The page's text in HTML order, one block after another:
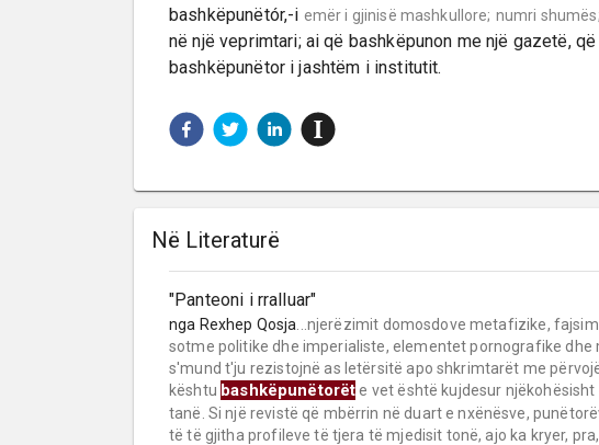
bashkëpunëtór,-i emër i gjinisë mashkullore; numri shumës;
në një veprimtari; ai që bashkëpunon me një gazetë, që
bashkëpunëtor i jashtëm i institutit.
Në Literaturë
"Panteoni i rralluar"
nga Rexhep Qosja ...njerëzimit domosdove metafizike,
sotme politike dhe imperialiste, elementet pornografike dhe
s'mund t'ju rezistojnë as letërsitë apo shkrimtarët me
kështu bashkëpunëtorëte vet është kujdesur
tanë. Si një revistë që mbërrin në duart e nxënësve,
të të gjitha profileve të tjera të mjedisit tonë, ajo ka kryer,